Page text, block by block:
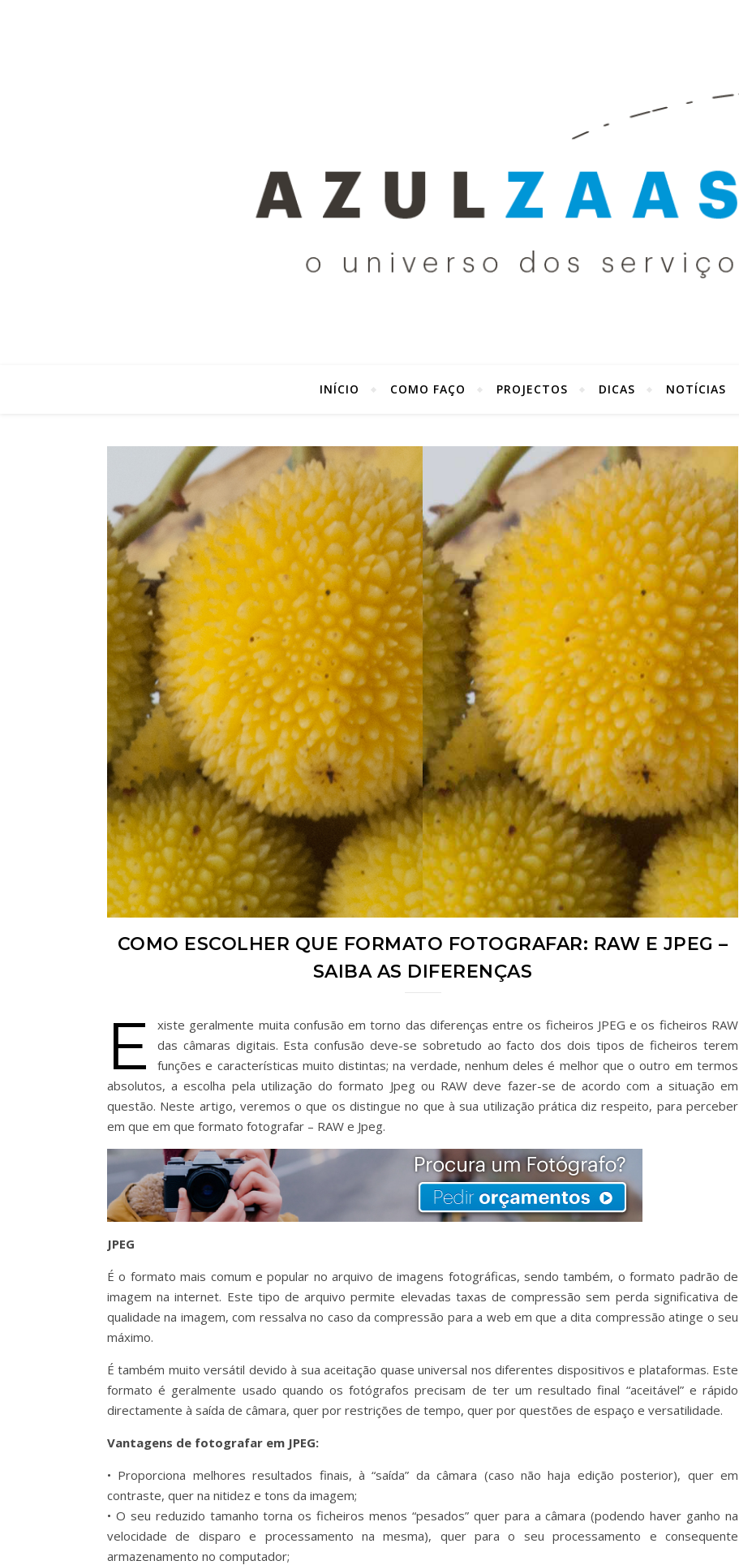
INÍCIO COMO FAÇO PROJECTOS DICAS NOTÍCIAS
COMO ESCOLHER QUE FORMATO FOTOGRAFAR: RAW E JPEG –
SAIBA AS DIFERENÇAS
E
xiste geralmente muita confusão em torno das diferenças entre os ficheiros JPEG e os ficheiros RAW
das câmaras digitais. Esta confusão deve-se sobretudo ao facto dos dois tipos de ficheiros terem
funções e características muito distintas; na verdade, nenhum deles é melhor que o outro em termos
absolutos, a escolha pela utilização do formato Jpeg ou RAW deve fazer-se de acordo com a situação em
questão. Neste artigo, veremos o que os distingue no que à sua utilização prática diz respeito, para perceber
em que em que formato fotografar – RAW e Jpeg.
JPEG
É o formato mais comum e popular no arquivo de imagens fotográficas, sendo também, o formato padrão de
imagem na internet. Este tipo de arquivo permite elevadas taxas de compressão sem perda significativa de
qualidade na imagem, com ressalva no caso da compressão para a web em que a dita compressão atinge o seu
máximo.
É também muito versátil devido à sua aceitação quase universal nos diferentes dispositivos e plataformas. Este
formato é geralmente usado quando os fotógrafos precisam de ter um resultado final “aceitável” e rápido
directamente à saída de câmara, quer por restrições de tempo, quer por questões de espaço e versatilidade.
Vantagens de fotografar em JPEG:
• Proporciona melhores resultados finais, à “saída” da câmara (caso não haja edição posterior), quer em
contraste, quer na nitidez e tons da imagem;
• O seu reduzido tamanho torna os ficheiros menos “pesados” quer para a câmara (podendo haver ganho na
velocidade de disparo e processamento na mesma), quer para o seu processamento e consequente
armazenamento no computador;